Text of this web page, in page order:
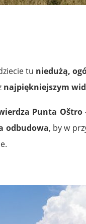
tu niedużą,
najpiękniejszym
Punta Oštro
odbudowa, by w